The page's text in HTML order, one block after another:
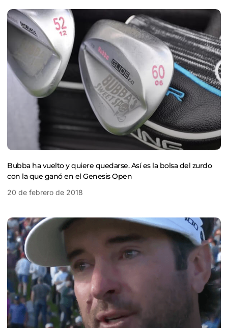
Bubba ha vuelto y quiere quedarse. Así es la bolsa del zurdo
con la que ganó en el Genesis Open
20 de febrero de 2018